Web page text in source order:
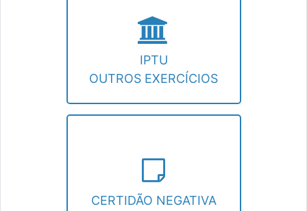
IPTU
OUTROS EXERCÍCIOS
outros exercícios.
CERTIDÃO NEGATIVA
Emissão de uma nova Certidão Negativa de
Débitos.